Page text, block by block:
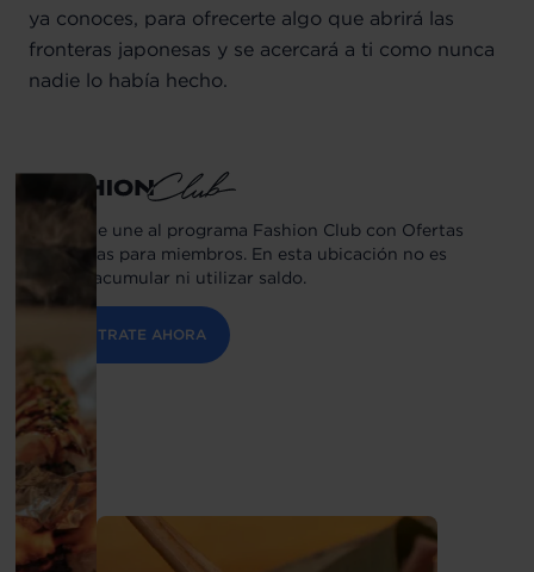
ya conoces, para ofrecerte algo que abrirá las
fronteras japonesas y se acercará a ti como nunca
nadie lo había hecho.
Sibuya se une al programa Fashion Club con Ofertas
Exclusivas para miembros. En esta ubicación no es
posible acumular ni utilizar saldo.
REGÍSTRATE AHORA